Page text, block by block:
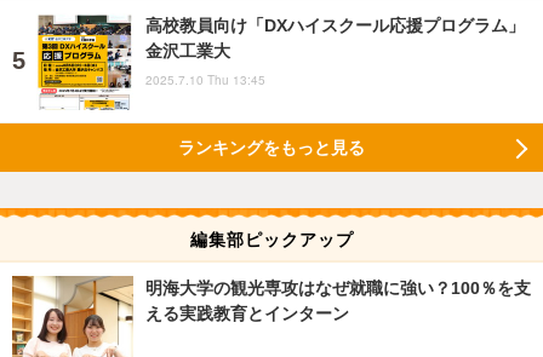
高校教員向け「DXハイスクール応援プログラム」
金沢工業大
2025.7.10 Thu 13:45
ランキングをもっと見る
編集部ピックアップ
明海大学の観光専攻はなぜ就職に強い？100％を支
える実践教育とインターン